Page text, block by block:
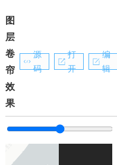
图
层
卷
帘
效
果
源
码
打
开
编
辑